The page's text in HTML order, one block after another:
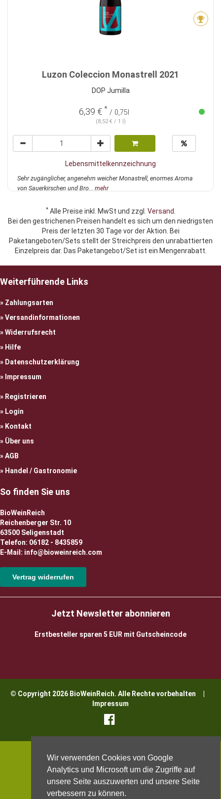
Wir verwenden Cookies von Google
Analytics und Microsoft um die Zugriffe auf
unsere Seite auszuwerten und unsere Seite
verbessern zu können.
Luzon Coleccion Monastrell 2021
DOP Jumilla
6,39 € * / 0,75l
(8,52 € / 1 l)
Lebensmittelkennzeichnung
Sehr zugänglicher, angenehm weicher Monastrell, enormes Aroma
von Sauerkirschen und Bro... mehr
*Alle Preise inkl. MwSt und zzgl. Versand.
Bei den gestrichenen Preisen handelt es sich um den niedrigsten
Preis der letzten 30 Tage vor der Aktion. Bei
Paketangeboten/Sets stellt der Streichpreis den unrabattierten
Einzelpreis dar. Das Paketangebot/Set ist ein Mengenrabatt.
Weiterführende Links
Zahlungsarten
Versandinformationen
Widerrufsrecht
Hilfe
Datenschutzerklärung
Impressum
Registrieren
Login
Kontakt
Über uns
AGB
Handel / Gastronomie
So finden Sie uns
BioWeinReich
Reichenberger Str. 10
63500 Seligenstadt
Telefon: 06182 - 8435859
E-Mail: info@bioweinreich.com
Vertrag widerrufen
Jetzt Newsletter abonnieren
Erstbesteller sparen 5 EUR mit Gutscheincode
© Copyright 2026 BioWeinReich. Alle Rechte vorbehalten |
Impressum